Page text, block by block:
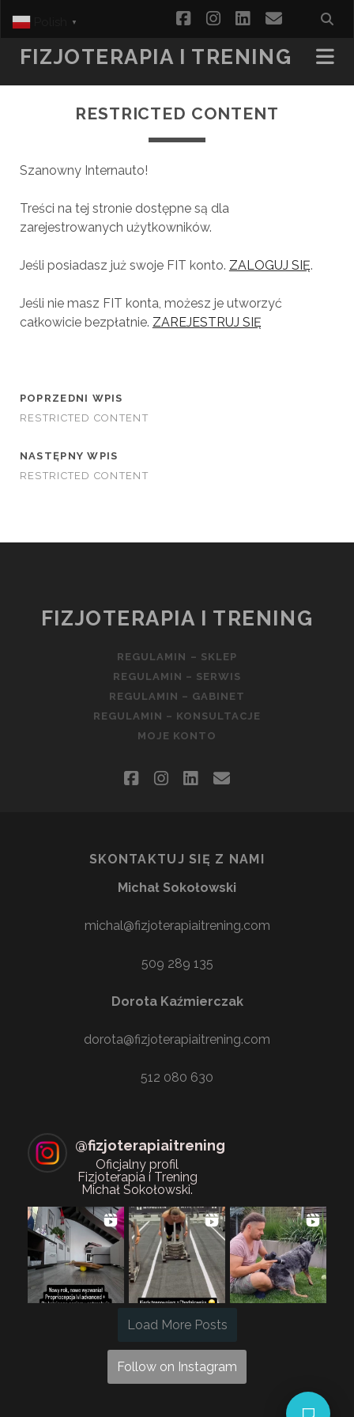
facebookinstagram
linkedinemail
FIZJOTERAPIA I TRENING
RESTRICTED CONTENT
Szanowny Internauto!
Treści na tej stronie dostępne są dla
zarejestrowanych użytkowników.
Jeśli posiadasz już swoje FIT konto. ZALOGUJ SIĘ.
Jeśli nie masz FIT konta, możesz je utworzyć
całkowicie bezpłatnie. ZAREJESTRUJ SIĘ
POPRZEDNI WPIS
RESTRICTED CONTENT
NASTĘPNY WPIS
RESTRICTED CONTENT
FIZJOTERAPIA I TRENING
REGULAMIN – SKLEP
REGULAMIN – SERWIS
REGULAMIN – GABINET
REGULAMIN – KONSULTACJE
MOJE KONTO
facebookinstagram
linkedin
email
SKONTAKTUJ SIĘ Z NAMI
Michał Sokołowski
michal@fizjoterapiaitrening.com
509 289 135
Dorota Kaźmierczak
dorota@fizjoterapiaitrening.com
512 080 630
@fizjoterapiaitrening
Oficjalny profil
Fizjoterapia i Trening
Michał Sokołowski.
Load More Posts
Follow on Instagram
▼